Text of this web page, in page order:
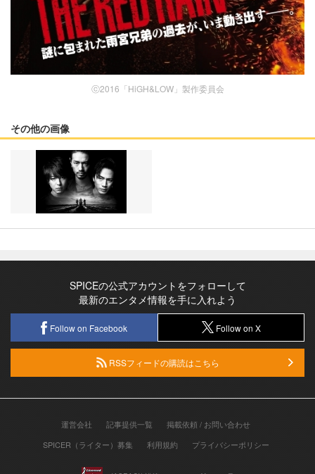
ⓒ2016「HiGH&LOW」製作委員会
その他の画像
SPICEの公式アカウントをフォローして
最新のエンタメ情報を手に入れよう
Follow on Facebook Follow on X
RSSフィードの購読はこちら
運営会社 記事提供一覧
掲載依頼 / お問い合わせ
SPICER（ライター）募集
利用規約 プライバシーポリシー